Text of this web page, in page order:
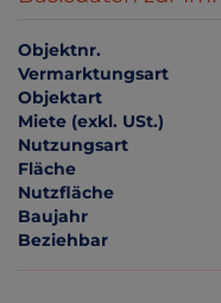
Objektnr.
Vermarktungsart
Objektart
Miete (exkl. USt.)
Nutzungsart
Fläche
Nutzfläche
Baujahr
Beziehbar